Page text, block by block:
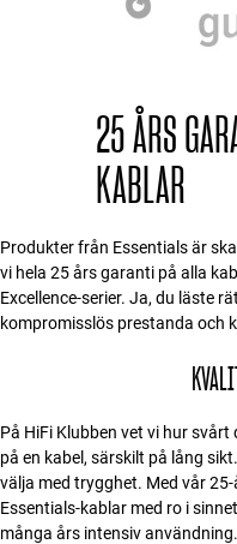
Tillbehör
MÄRKEN
NYHETER
ERBJUDANDEN
Hitta Butik
Bygg med ljud
Företag
25 ÅRS
KABLAR
Produkter från Essentials är
vi hela 25 års garanti på alla
Excellence-serier. Ja, du läste
kompromisslös prestanda och
På HiFi Klubben vet vi hur
på en kabel, särskilt på lång
välja med trygghet. Med vår
Essentials-kablar med ro i
många års intensiv användning.